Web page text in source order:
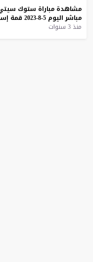
مشاهدة مباراة ستوك
مباشر اليوم 5-8-2023 قمة
منذ 3 سنوات